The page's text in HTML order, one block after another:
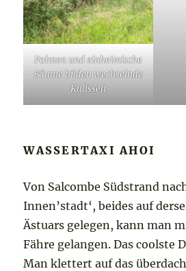
Palmen und einheimische
Bäume bilden wechselnde
Kulissen
WASSERTAXI AHOI
Von Salcombe Südstrand
Innen’stadt‘, beides auf
Ästuars gelegen, kann man
Fähre gelangen. Das coolste
Man klettert auf das